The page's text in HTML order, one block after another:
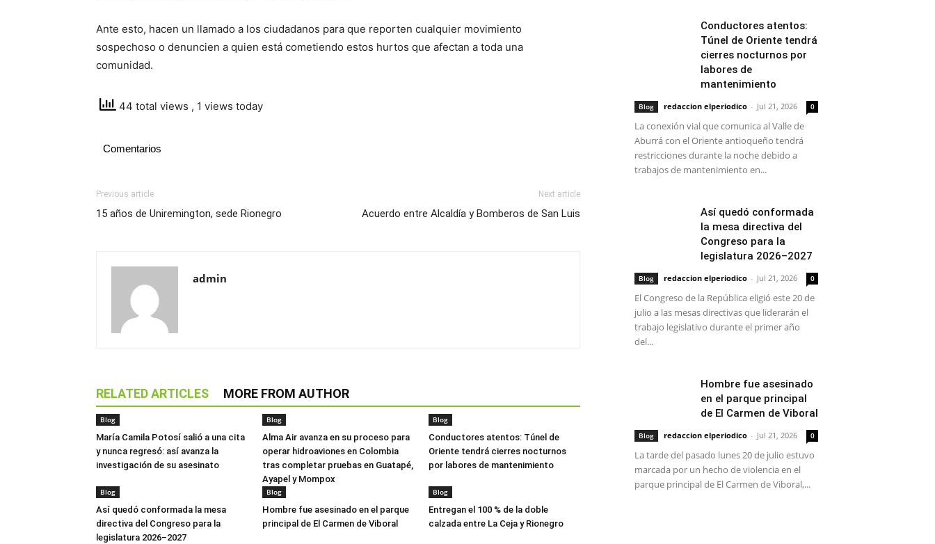
Ante esto, hacen un llamado a los ciudadanos para que reporten cualquier movimiento
sospechoso o denuncien a quien está cometiendo estos hurtos que afectan a toda una
comunidad.
44 total views , 1 views today
Comentarios
Previous article
15 años de Uniremington, sede Rionegro
Next article
Acuerdo entre Alcaldía y Bomberos de San Luis
admin
RELATED ARTICLES MORE FROM AUTHOR
Blog
María Camila Potosí salió a una cita
y nunca regresó: así avanza la
investigación de su asesinato
Blog
Alma Air avanza en su proceso para
operar hidroaviones en Colombia
tras completar pruebas en Guatapé,
Ayapel y Mompox
Blog
Conductores atentos: Túnel de
Oriente tendrá cierres nocturnos
por labores de mantenimiento
Blog
Así quedó conformada la mesa
directiva del Congreso para la
legislatura 2026–2027
Blog
Hombre fue asesinado en el parque
principal de El Carmen de Viboral
Blog
Entregan el 100 % de la doble
calzada entre La Ceja y Rionegro
Conductores atentos:
Túnel de Oriente tendrá
cierres nocturnos por
labores de
mantenimiento
Blog redaccion elperiodico - Jul 21, 2026 0
La conexión vial que comunica al Valle de
Aburrá con el Oriente antioqueño tendrá
restricciones durante la noche debido a
trabajos de mantenimiento en...
Así quedó conformada
la mesa directiva del
Congreso para la
legislatura 2026–2027
Blog redaccion elperiodico - Jul 21, 2026 0
El Congreso de la República eligió este 20 de
julio a las mesas directivas que liderarán el
trabajo legislativo durante el primer año
del...
Hombre fue asesinado
en el parque principal
de El Carmen de Viboral
Blog redaccion elperiodico - Jul 21, 2026 0
La tarde del pasado lunes 20 de julio estuvo
marcada por un hecho de violencia en el
parque principal de El Carmen de Viboral,...